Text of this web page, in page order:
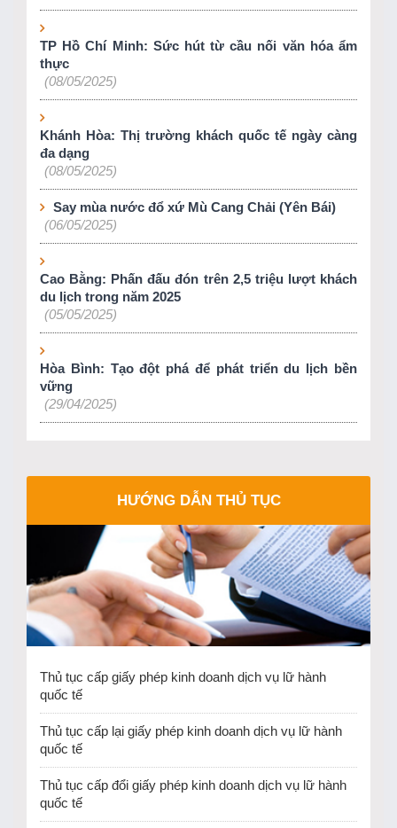
TP Hồ Chí Minh: Sức hút từ cầu nối văn hóa ẩm
thực
(08/05/2025)
Khánh Hòa: Thị trường khách quốc tế ngày càng
đa dạng
(08/05/2025)
Say mùa nước đổ xứ Mù Cang Chải (Yên Bái)
(06/05/2025)
Cao Bằng: Phấn đấu đón trên 2,5 triệu lượt khách
du lịch trong năm 2025
(05/05/2025)
Hòa Bình: Tạo đột phá để phát triển du lịch bền
vững
(29/04/2025)
HƯỚNG DẪN THỦ TỤC
Thủ tục cấp giấy phép kinh doanh dịch vụ lữ hành
quốc tế
Thủ tục cấp lại giấy phép kinh doanh dịch vụ lữ hành
quốc tế
Thủ tục cấp đổi giấy phép kinh doanh dịch vụ lữ hành
quốc tế